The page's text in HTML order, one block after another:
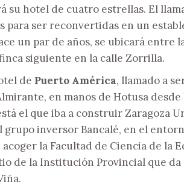
su hotel de cuatro estrellas. El
ser reconvertidas en un
un par de años, se ubicará entre
siguiente en la calle Zorrilla.
de Puerto América, llamado a
en manos de Hotusa
el que iba a construir Zaragoza
grupo inversor Bancalé, en el
la Facultad de Ciencia de la
de la Institución Provincial que da